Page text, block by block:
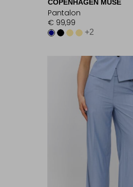
COPENHAGEN MUSE
Pantalon
€ 99,99
+2